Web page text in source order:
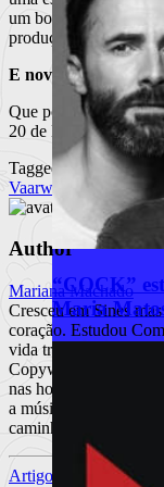
“COCK”
Maria
um bocado nervosos
produção ficámos
E novos concertos ?
Que possa
20 de Maio.
Tagged
Vaarwell
Author
Mariana Machado
Cresceu em Sines
coração. Estudou
vida trouxe-a até ao
Copywriter de
nas horas em que o
a música, o cinema e
caminho. Um dia vai
Artigo anterior